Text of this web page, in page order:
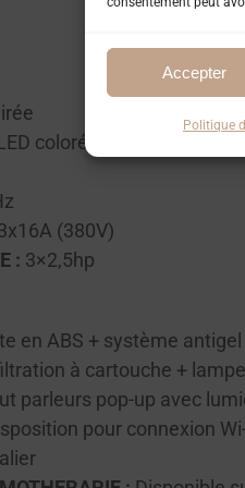
Accepter
Politique
colorée sur la ligne de
(380V)
: 3×2,5hp
en ABS + système antigel
à cartouche +
parleurs pop-up avec
pour connexion